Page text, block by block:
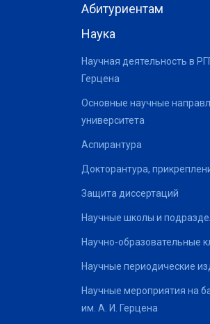
Абитуриентам
Наука
Научная деятельность в
Герцена
Основные научные
университета
Аспирантура
Докторантура,
Защита диссертаций
Научные школы и
Научно-образовательные
Научные периодические
Научные мероприятия на
им. А. И. Герцена